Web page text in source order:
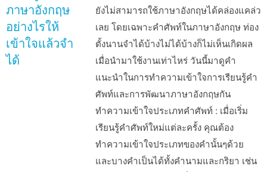
ภาษาอังกฤษ
อย่างไรให้
เข้าใจแล้วจำ
ได้
ยังไม่สามารถใช้ภาษาอังกฤษได้คล่องแคล่ว
เลย โดยเฉพาะคำศัพท์ในภาษาอังกฤษ ท่อง
ตั้งนานจำได้บ้างไม่ได้บ้างก็ไม่เห็นเกิดผล
เมื่อนำมาใช้งานเท่าไหร่ วันนี้มาดูคำ
แนะนำในการทำความเข้าใจการเรียนรู้คำ
ศัพท์และการพัฒนาภาษาอังกฤษกัน
ทำความเข้าใจประเภทคำศัพท์ : เมื่อเริ่ม
เรียนรู้คำศัพท์ใหม่แต่ละครั้ง คุณต้อง
ทำความเข้าใจประเภทของคำนั้นๆด้วย
และบางคำเป็นได้ทั้งคำนามและกริยา เช่น